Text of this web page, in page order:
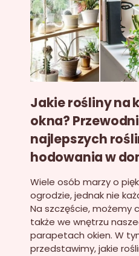
Jakie rośliny na
okna?
najlepszych
hodowania w
Wiele osób marzy o
ogrodzie, jednak nie
Na szczęście, możemy
także we wnętrzu
parapetach okien. W
przedstawimy, jakie